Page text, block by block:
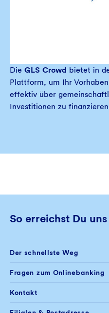
Die GLS Crowd bietet in
Plattform, um Ihr
effektiv über
Investitionen zu
So erreichst Du uns
Der schnellste Weg
Selfservice
Postfach im
Fragen zum Onlinebanking
+49 234 5797 444
Mo – Fr
08:00 –
Kontakt